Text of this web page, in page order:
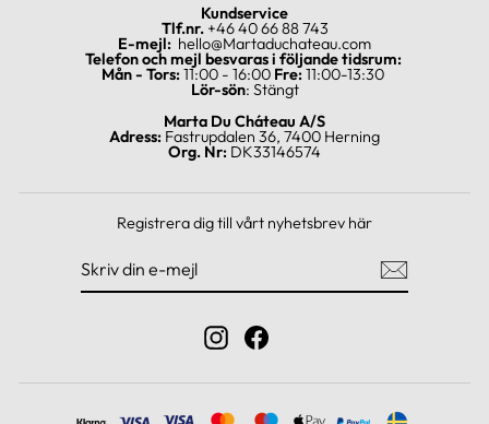
Kundservice
Tlf.nr.+46 40 66 88 743
E-mejl: hello@Martaduchateau.com
Telefon och mejl besvaras i följande tidsrum:
Mån - Tors:11:00 - 16:00 Fre:11:00-13:30
Lör-sön: Stängt
Marta Du Cháteau A/S
Adress: Fastrupdalen 36, 7400 Herning
Org. Nr: DK33146574
Registrera dig till vårt nyhetsbrev här
InstagramFacebook